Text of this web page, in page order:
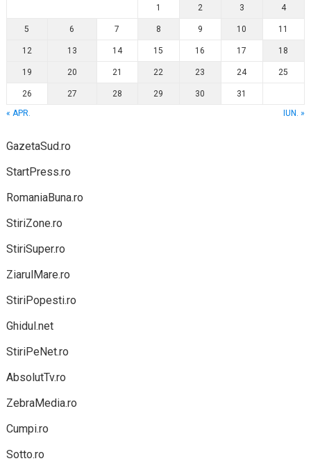
1
2 3 4
5 6 7 8 9 10 11
12 13 14 15 16 17 18
19 20 21 22 23 24 25
26 27 28 29 30
31
« APR.
IUN. »
GazetaSud.ro
StartPress.ro
RomaniaBuna.ro
StiriZone.ro
StiriSuper.ro
ZiarulMare.ro
StiriPopesti.ro
Ghidul.net
StiriPeNet.ro
AbsolutTv.ro
ZebraMedia.ro
Cumpi.ro
Sotto.ro